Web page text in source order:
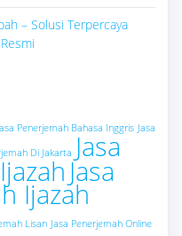
– Solusi Terpercaya
Penerjemah Bahasa Inggris Jasa
Di Jakarta Jasa
Jasa
Ijazah
Lisan Jasa Penerjemah Online